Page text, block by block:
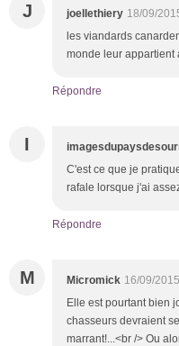
J joellethiery 18/09/
les viandards
monde leur appartient
Répondre
I
C'est ce que je
rafale lorsque j'ai
Répondre
M Micromick 16/09/
Elle est pourtant bien
chasseurs devraient
marrant!...<br /> Ou